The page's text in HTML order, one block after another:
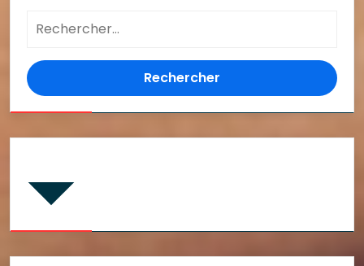
Rechercher :